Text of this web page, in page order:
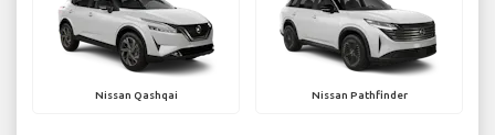
Nissan Qashqai Nissan Pathfinder